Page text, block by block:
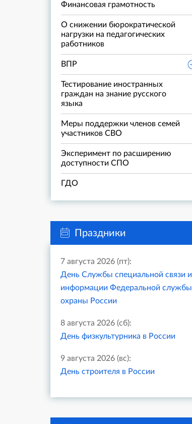
Финансовая грамотность
О снижении бюрократической
нагрузки на педагогических
работников
ВПР
Тестирование иностранных
граждан на знание русского
языка
Меры поддержки членов семей
участников СВО
Эксперимент по расширению
доступности СПО
ГДО
Праздники
7 августа 2026 (пт):
День Службы специальной связи и
информации Федеральной службы
охраны России
8 августа 2026 (сб):
День физкультурника в России
9 августа 2026 (вс):
День строителя в России